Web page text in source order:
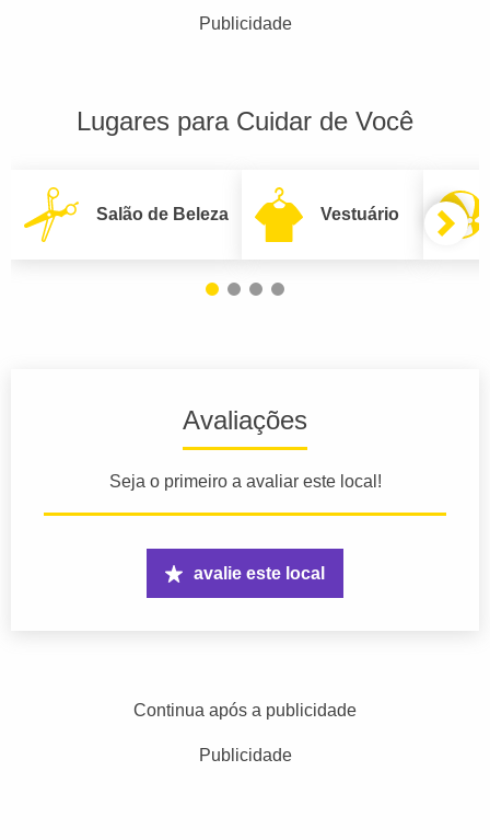
Publicidade
Lugares para Cuidar de Você
Salão de Beleza Vestuário
Avaliações
Seja o primeiro a avaliar este local!
avalie este local
Continua após a publicidade
Publicidade